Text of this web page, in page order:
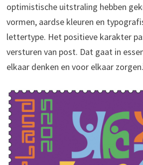
optimistische uitstraling hebben
vormen, aardse kleuren en
lettertype. Het positieve karakter
versturen van post. Dat gaat in
elkaar denken en voor elkaar